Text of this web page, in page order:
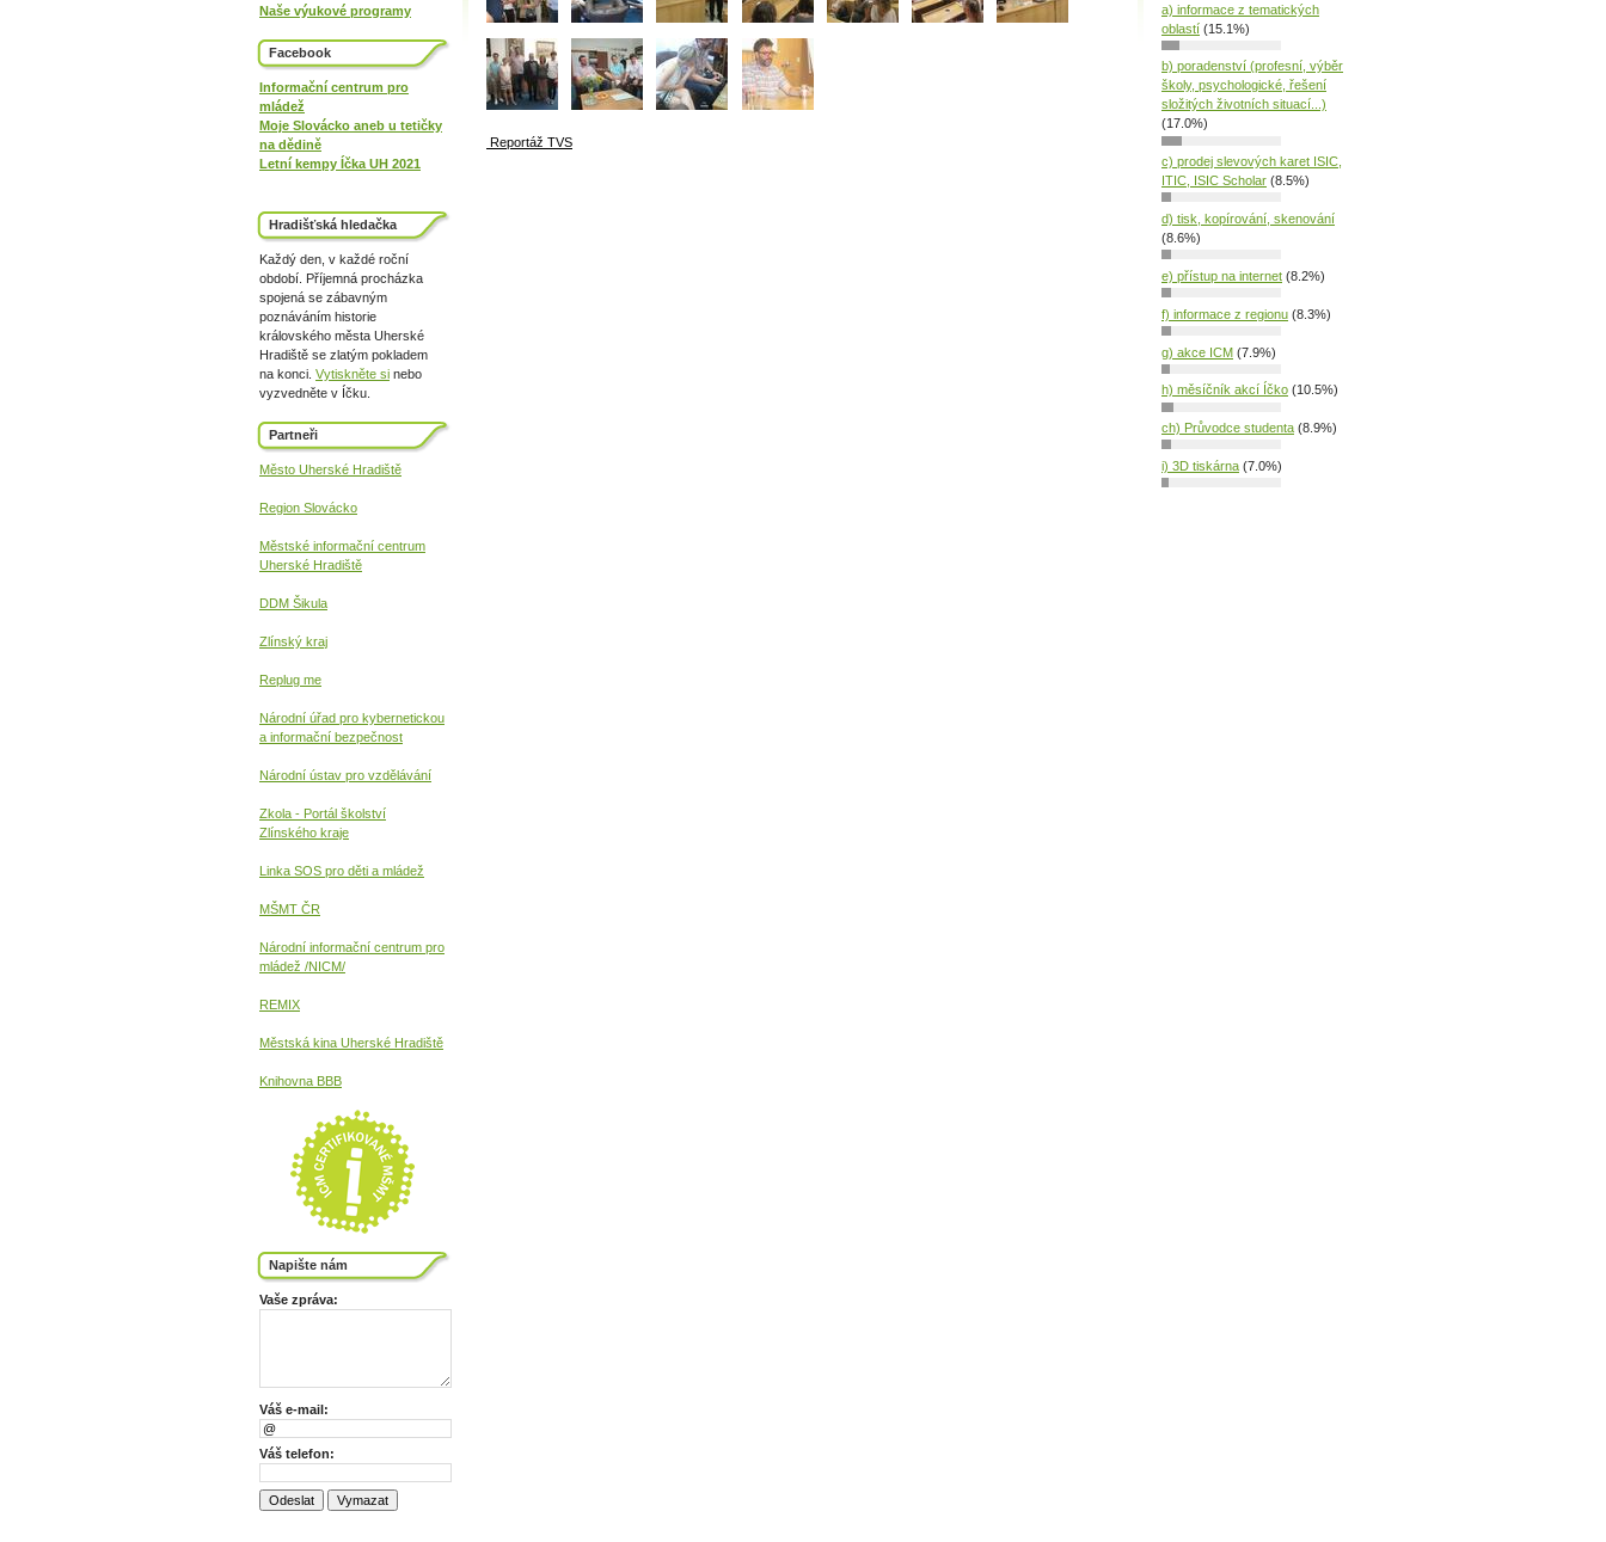
a) informace z tematických
oblastí (15.1%)
b) poradenství (profesní, výběr
školy, psychologické, řešení
složitých životních situací...)
(17.0%)
c) prodej slevových karet ISIC,
ITIC, ISIC Scholar (8.5%)
d) tisk, kopírování, skenování
(8.6%)
e) přístup na internet (8.2%)
f) informace z regionu (8.3%)
g) akce ICM (7.9%)
h) měsíčník akcí Íčko (10.5%)
ch) Průvodce studenta (8.9%)
i) 3D tiskárna (7.0%)
Naše výukové programy
Facebook
Informační centrum pro
mládež
Moje Slovácko aneb u tetičky
na dědině
Letní kempy Íčka UH 2021
Hradišťská hledačka
Každý den, v každé roční
období. Příjemná procházka
spojená se zábavným
poznáváním historie
královského města Uherské
Hradiště se zlatým pokladem
na konci. Vytiskněte si nebo
vyzvedněte v Íčku.
Partneři
Město Uherské Hradiště
Region Slovácko
Městské informační centrum
Uherské Hradiště
DDM Šikula
Zlínský kraj
Replug me
Národní úřad pro kybernetickou
a informační bezpečnost
Národní ústav pro vzdělávání
Zkola - Portál školství
Zlínského kraje
Linka SOS pro děti a mládež
MŠMT ČR
Národní informační centrum pro
mládež /NICM/
REMIX
Městská kina Uherské Hradiště
Knihovna BBB
Napište nám
Vaše zpráva:
Váš e-mail:
Váš telefon:
Reportáž TVS